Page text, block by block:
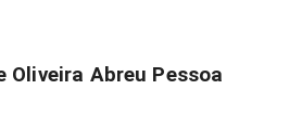
Oliveira Abreu Pessoa